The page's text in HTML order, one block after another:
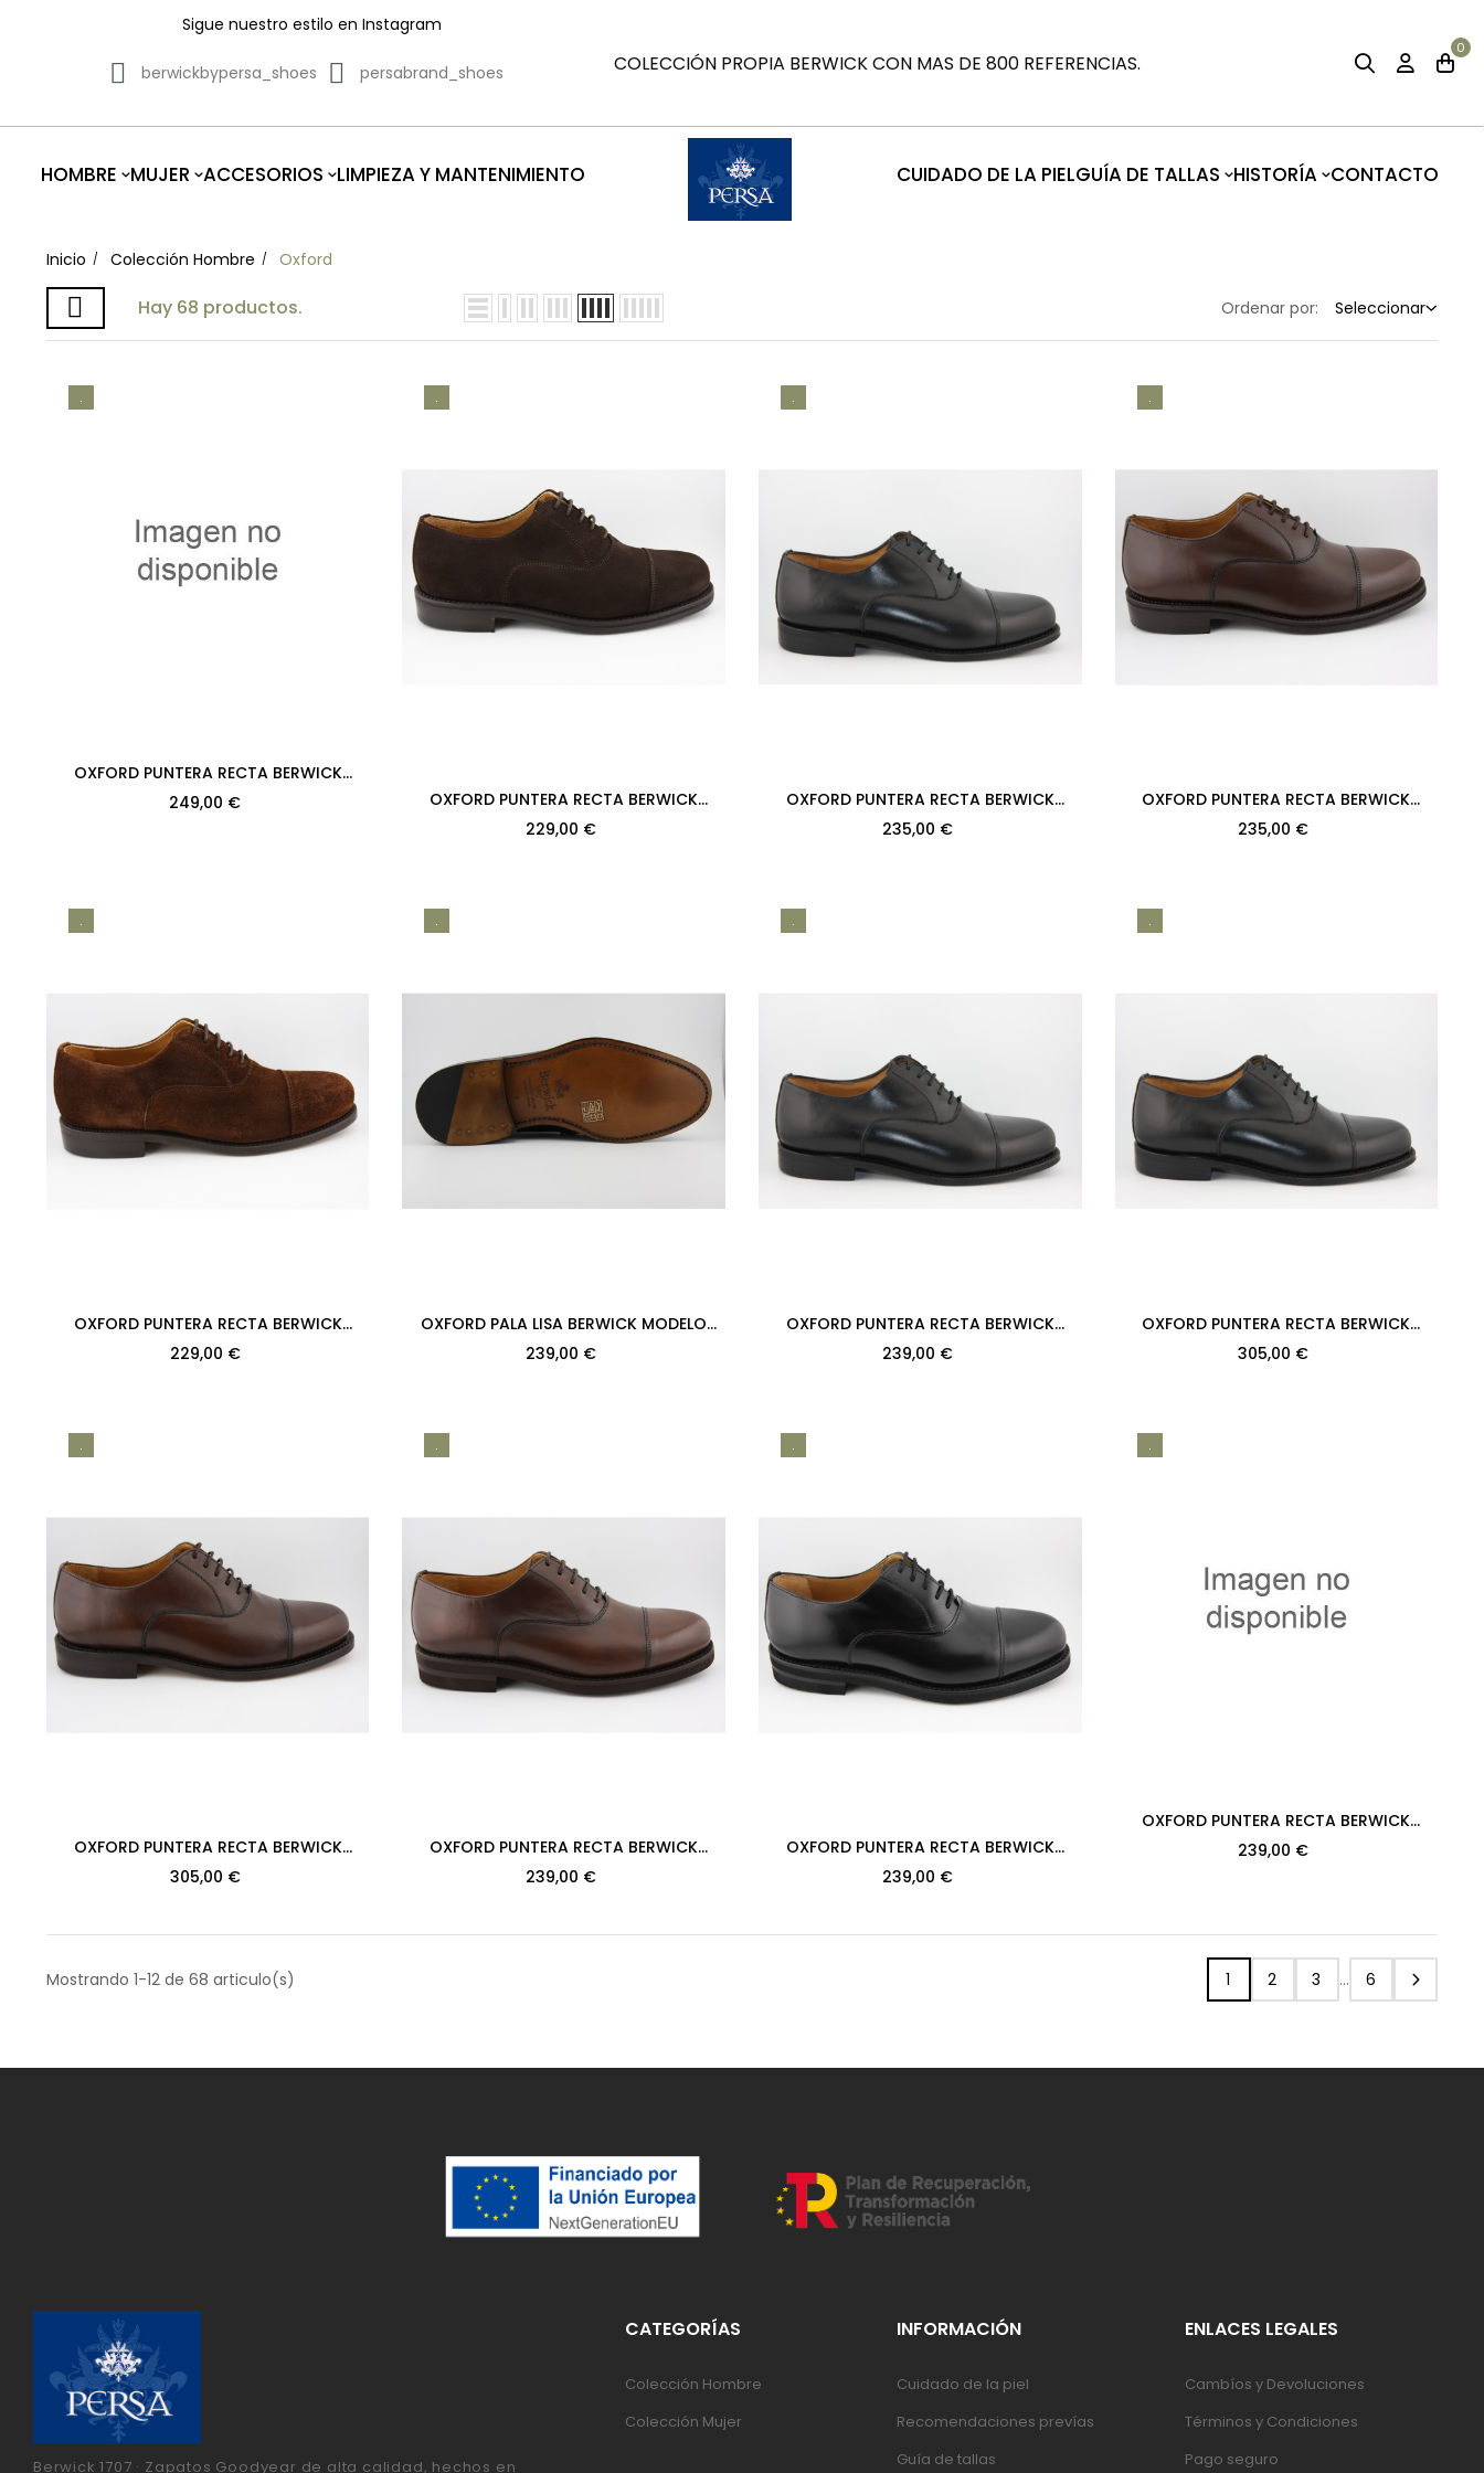
Sigue nuestro estilo en Instagram
berwickbypersa_shoes persabrand_shoes COLECCIÓN PROPIA BERWICK CON MAS DE 800 REFERENCIAS.
0
HOMBRE MUJER ACCESORIOS LIMPIEZA Y MANTENIMIENTO CUIDADO DE LA PIELGUÍA DE TALLAS HISTORÍA CONTACTO
Inicio Colección Hombre Oxford
Hay 68 productos. Ordenar por: Seleccionar
.
OXFORD PUNTERA RECTA BERWICK
MODELO 2384PR H128 NOMERA CUERO
249,00 €
.
OXFORD PUNTERA RECTA BERWICK
MODELO 2384PR H128 SUPERBUCK 173
229,00 €
.
OXFORD PUNTERA RECTA BERWICK
MODELO 2384PR H128 BOXCALF NEGRO
235,00 €
.
OXFORD PUNTERA RECTA BERWICK
MODELO 2384PR H128 ANICALF 598 PISO...
235,00 €
.
OXFORD PUNTERA RECTA BERWICK
MODELO 2384PR H128 REPELLO GUM OIL...
229,00 €
.
OXFORD PALA LISA BERWICK MODELO
2384PR H128 BOXCALF NEGRO PISO
239,00 €
.
OXFORD PUNTERA RECTA BERWICK
MODELO 2384PRF H128 BOXCALF NEGRO
239,00 €
.
OXFORD PUNTERA RECTA BERWICK
MODELO 2384PRJR H128 BOXCALF
305,00 €
.
OXFORD PUNTERA RECTA BERWICK
MODELO 2384PRJR H128 ANICAL 598
305,00 €
.
OXFORD PUNTERA RECTA BERWICK
MODELO 2384PRXL H128 ANICAL 598
239,00 €
.
OXFORD PUNTERA RECTA BERWICK
MODELO 2384PRXL H128 ROIS NEGRO
239,00 €
.
OXFORD PUNTERA RECTA BERWICK
MODELO 2384PRXL H128 CROSS TABACO
239,00 €
Mostrando 1-12 de 68 articulo(s) 1 2 3 … 6
Berwick 1707 · Zapatos Goodyear de alta calidad, hechos en
CATEGORÍAS
Colección Hombre
Colección Mujer
INFORMACIÓN
Cuidado de la piel
Recomendaciones prevías
Guía de tallas
ENLACES LEGALES
Cambíos y Devoluciones
Términos y Condiciones
Pago seguro